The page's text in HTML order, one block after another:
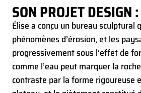
SON PROJET DESIGN
Élise a conçu un bureau sculptural
phénomènes d’érosion, et les
progressivement sous l’effet de
comme l’eau peut marquer la
contraste par la forme rigoureuse